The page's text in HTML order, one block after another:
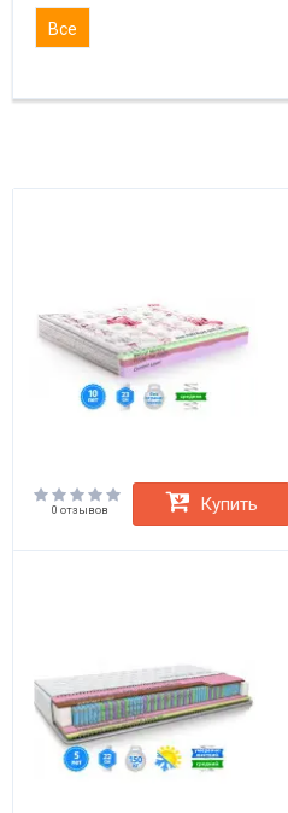
Все
0 отзывов Купить